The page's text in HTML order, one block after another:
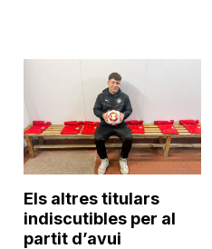
Els altres titulars
indiscutibles per al
partit d’avui